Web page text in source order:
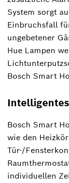
System sorgt
Einbruchsfall
ungebetener
Hue Lampen
Bosch Smart
Bosch Smart
wie den
Tür-/
individuellen